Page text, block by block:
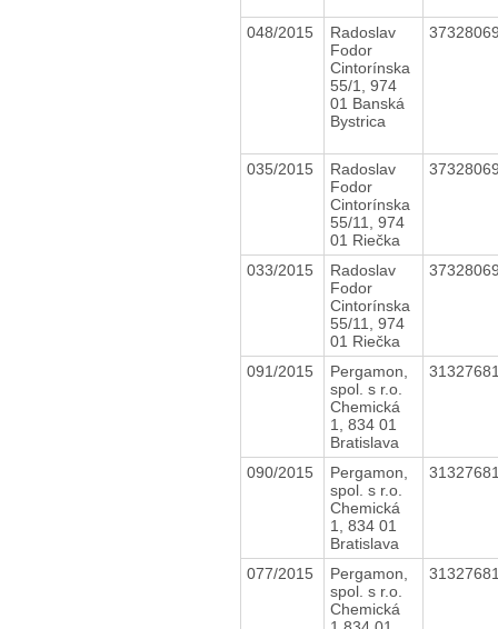
048/2015
Radoslav
Fodor
Cintorínska
55/1, 974
01 Banská
Bystrica
035/2015
Radoslav
Fodor
Cintorínska
55/11, 974
01 Riečka
033/2015
Radoslav
Fodor
Cintorínska
55/11, 974
01 Riečka
091/2015
Pergamon,
spol. s r.o.
Chemická
1, 834 01
Bratislava
090/2015
Pergamon,
spol. s r.o.
Chemická
1, 834 01
Bratislava
077/2015
Pergamon,
spol. s r.o.
Chemická